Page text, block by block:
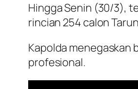
Hingga Senin (30/3),
rincian 254 calon
Kapolda menegaskan
profesional.